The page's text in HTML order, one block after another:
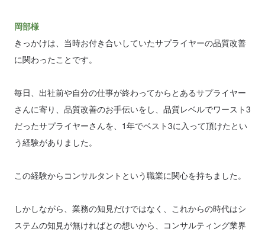
岡部様
きっかけは、当時お付き合いしていたサプライヤーの品質改善
に関わったことです。
毎日、出社前や自分の仕事が終わってからとあるサプライヤー
さんに寄り、品質改善のお手伝いをし、品質レベルでワースト3
だったサプライヤーさんを、1年でベスト3に入って頂けたとい
う経験がありました。
この経験からコンサルタントという職業に関心を持ちました。
しかしながら、業務の知見だけではなく、これからの時代はシ
ステムの知見が無ければとの想いから、コンサルティング業界